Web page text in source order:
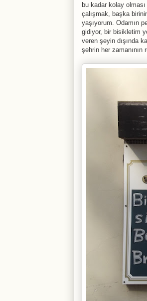
bu kadar kolay
çalışmak, başka
yaşıyorum. Odamın
gidiyor, bir bisikletim
veren şeyin dışında
şehrin her